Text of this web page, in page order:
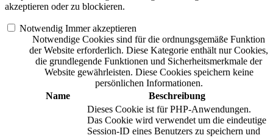
akzeptieren oder zu blockieren.
Notwendig Immer akzeptieren
Notwendige Cookies sind für die ordnungsgemäße Funktion
der Website erforderlich. Diese Kategorie enthält nur Cookies,
die grundlegende Funktionen und Sicherheitsmerkmale der
Website gewährleisten. Diese Cookies speichern keine
persönlichen Informationen.
Name
Beschreibung
Dieses Cookie ist für PHP-Anwendungen.
Das Cookie wird verwendet um die eindeutige
Session-ID eines Benutzers zu speichern und